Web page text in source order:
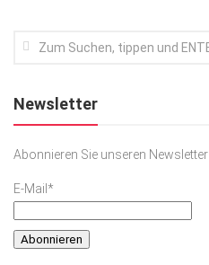
Podcast
SACHSEN IN PARIS
Newsletter
Abonnieren Sie unseren Newsletter
E-Mail*